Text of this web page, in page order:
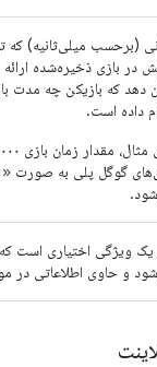
(برحسب میلی‌ثانیه) که
در بازی ذخیره‌شده
دهد که بازیکن چه مدت
داده است.
یک ویژگی اختیاری است
و حاوی اطلاعاتی در